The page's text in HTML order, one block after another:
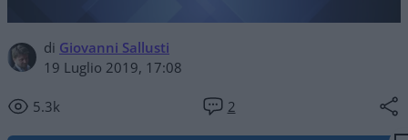
di Giovanni Sallusti
19 Luglio 2019, 17:08
5.3k 2